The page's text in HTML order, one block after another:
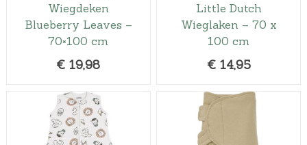
Wiegdeken
Blueberry Leaves –
70×100 cm
€ 19,98
Little Dutch
Wieglaken – 70 x
100 cm
€ 14,95